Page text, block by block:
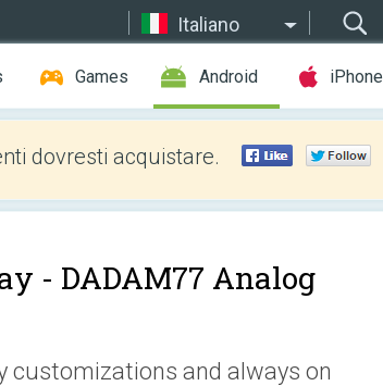
Italiano
Games Android iPhone
dovresti acquistare.
- DADAM77 Analog
customizations and always on